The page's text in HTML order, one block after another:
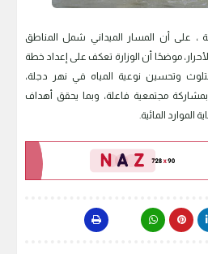
، على أن المسار الميداني شمل المناطق
موضحًا أن الوزارة تعكف على إعداد خطة
وتحسين نوعية المياه في نهر دجلة،
مجتمعية فاعلة، وبما يحقق أهداف
الموارد المائية.